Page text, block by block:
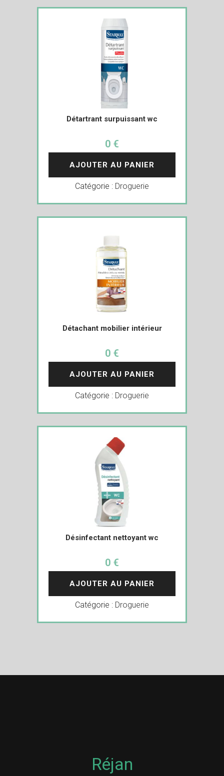
Détartrant surpuissant wc
0 €
AJOUTER AU PANIER
Catégorie : Droguerie
Détachant mobilier intérieur
0 €
AJOUTER AU PANIER
Catégorie : Droguerie
Désinfectant nettoyant wc
0 €
AJOUTER AU PANIER
Catégorie : Droguerie
Réjan